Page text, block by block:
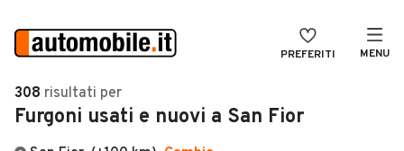
PREFERITI MENU
Auto
VENDI
308 risultati per
Furgoni usati e nuovi a San Fior